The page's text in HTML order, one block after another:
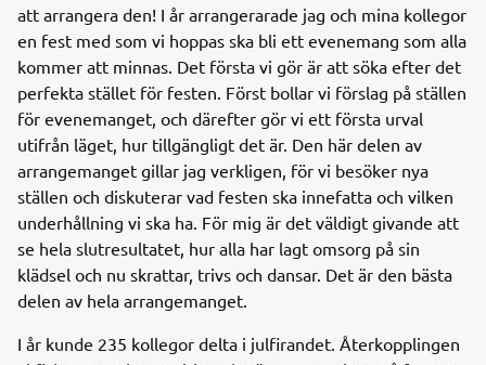
att arrangera den! I år arrangerarade jag och mina kollegor
en fest med som vi hoppas ska bli ett evenemang som alla
kommer att minnas. Det första vi gör är att söka efter det
perfekta stället för festen. Först bollar vi förslag på ställen
för evenemanget, och därefter gör vi ett första urval
utifrån läget, hur tillgängligt det är. Den här delen av
arrangemanget gillar jag verkligen, för vi besöker nya
ställen och diskuterar vad festen ska innefatta och vilken
underhållning vi ska ha. För mig är det väldigt givande att
se hela slutresultatet, hur alla har lagt omsorg på sin
klädsel och nu skrattar, trivs och dansar. Det är den bästa
delen av hela arrangemanget.
I år kunde 235 kollegor delta i julfirandet. Återkopplingen